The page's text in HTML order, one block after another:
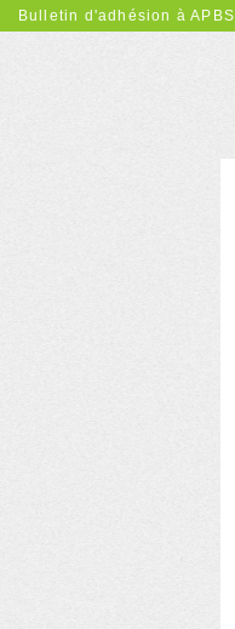
Bulletin d'adhésion à APBS